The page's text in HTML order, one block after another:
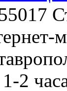
2